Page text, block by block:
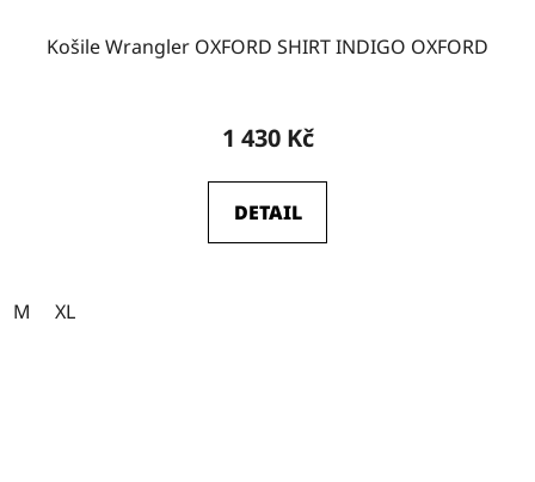
Košile Wrangler OXFORD SHIRT INDIGO OXFORD
1 430 Kč
DETAIL
M XL